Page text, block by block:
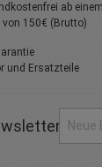
ab einem
von 150€ (Brutto)
und Ersatzteile